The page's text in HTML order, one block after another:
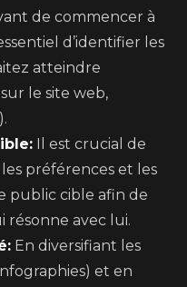
de commencer à
d’identifier les
atteindre
le site web,
Il est crucial de
préférences et les
public cible afin de
avec lui.
En diversifiant les
et en